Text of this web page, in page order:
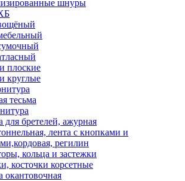
шнуры
плоские
круглые
тесьма
для бретелей, ажурная
лента с кнопками и
регилин
кольца и застежки
косточки корсетные
окантовочная